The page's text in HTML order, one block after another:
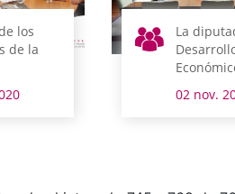
los
de la
La
02 nov.